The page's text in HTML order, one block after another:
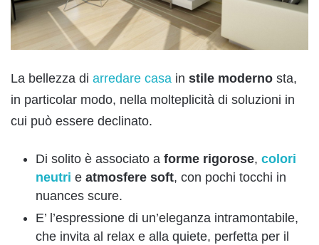
La bellezza di arredare casa in stile moderno sta,
in particolar modo, nella molteplicità di soluzioni in
cui può essere declinato.
Di solito è associato a forme rigorose, colori
neutri e atmosfere soft, con pochi tocchi in
nuances scure.
E’ l’espressione di un’eleganza intramontabile,
che invita al relax e alla quiete, perfetta per il